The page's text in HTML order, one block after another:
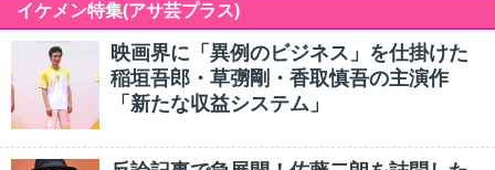
イケメン特集(アサ芸プラス)
映画界に「異例のビジネス」を仕掛けた
稲垣吾郎・草彅剛・香取慎吾の主演作
「新たな収益システム」